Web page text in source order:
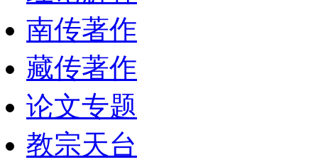
南传著作
藏传著作
论文专题
教宗天台